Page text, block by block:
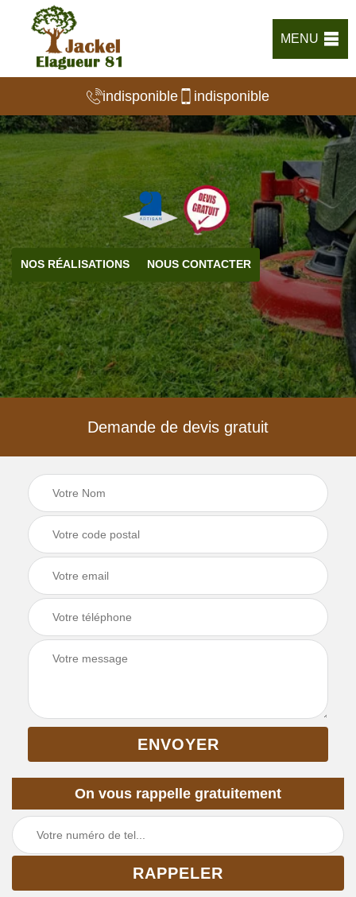
MENU
indisponible indisponible
NOS RÉALISATIONS NOUS CONTACTER
Demande de devis gratuit
On vous rappelle gratuitement